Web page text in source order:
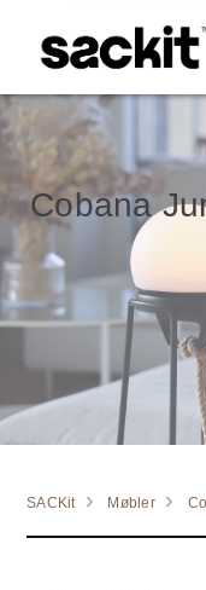
Cobana
SACKit Møbler